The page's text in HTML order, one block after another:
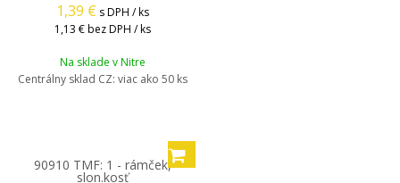
1,39 € s DPH / ks
1,13 € bez DPH / ks
Na sklade v Nitre
Centrálny sklad CZ: viac ako 50 ks
90910 TMF: 1 - rámček,
slon.kosť